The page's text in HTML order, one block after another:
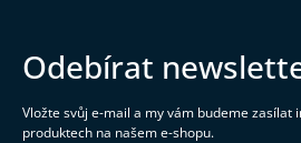
Odebírat
Vložte svůj e-mail a my vám budeme zasílat
produktech na našem e-shopu.